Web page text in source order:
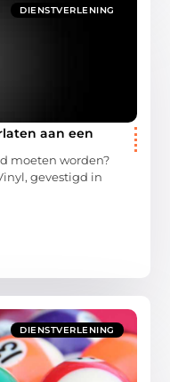
DIENSTVERLENING
aan een
moeten worden?
gevestigd in
DIENSTVERLENING